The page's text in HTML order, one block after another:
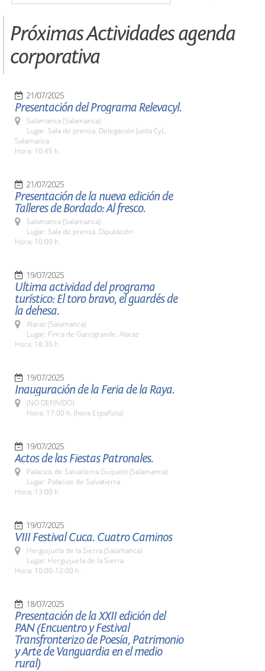
Próximas Actividades agenda
corporativa
21/07/2025
Presentación del Programa Relevacyl.
Salamanca (Salamanca)
Lugar: Sala de prensa. Delegación Junta CyL.
Salamanca
Hora: 10:45 h.
21/07/2025
Presentación de la nueva edición de
Talleres de Bordado: Al fresco.
Salamanca (Salamanca)
Lugar: Sala de prensa. Diputación
Hora: 10:00 h.
19/07/2025
Ultima actividad del programa
turístico: El toro bravo, el guardés de
la dehesa.
Alaraz (Salamanca)
Lugar: Finca de Garcigrande. Alaraz
Hora: 18:30 h.
19/07/2025
Inauguración de la Feria de la Raya.
(NO DEFINIDO)
Hora: 17:00 h. (hora Española)
19/07/2025
Actos de las Fiestas Patronales.
Palacios de Salvatierra Guijuelo (Salamanca)
Lugar: Palacios de Salvatierra
Hora: 13:00 h.
19/07/2025
VIII Festival Cuca. Cuatro Caminos
Herguijuela de la Sierra (Salamanca)
Lugar: Herguijuela de la Sierra
Hora: 10:00-12:00 h.
18/07/2025
Presentación de la XXII edición del
PAN (Encuentro y Festival
Transfronterizo de Poesía, Patrimonio
y Arte de Vanguardia en el medio
rural)